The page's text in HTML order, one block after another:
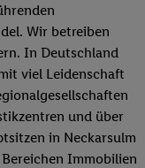
Wir betreiben
In Deutschland
viel Leidenschaft
und über
in Neckarsulm
Immobilien